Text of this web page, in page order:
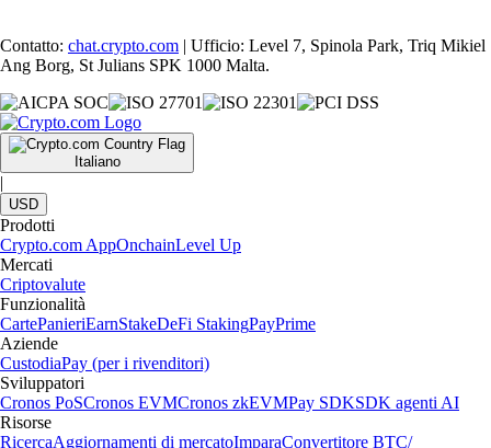
Contatto: chat.crypto.com | Ufficio: Level 7, Spinola Park, Triq Mikiel
Ang Borg, St Julians SPK 1000 Malta.
Italiano
|
USD
Prodotti
Crypto.com AppOnchainLevel Up
Mercati
Criptovalute
Funzionalità
CartePanieriEarnStakeDeFi StakingPayPrime
Aziende
CustodiaPay (per i rivenditori)
Sviluppatori
Cronos PoSCronos EVMCronos zkEVMPay SDKSDK agenti AI
Risorse
RicercaAggiornamenti di mercatoImparaConvertitore BTC/